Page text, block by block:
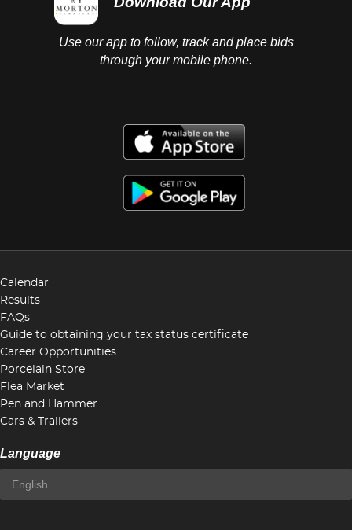
Use our app to follow, track and place bids
through your mobile phone.
Calendar
Results
FAQs
Guide to obtaining your tax status certificate
Career Opportunities
Porcelain Store
Flea Market
Pen and Hammer
Cars & Trailers
Language